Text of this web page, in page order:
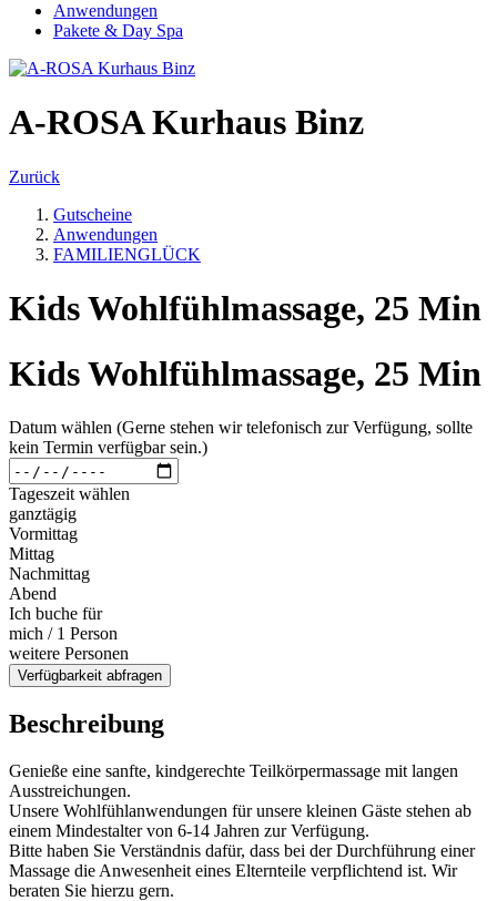
Anwendungen
Pakete & Day Spa
A-ROSA Kurhaus Binz
Zurück
Gutscheine
Anwendungen
FAMILIENGLÜCK
Kids Wohlfühlmassage, 25 Min
Kids Wohlfühlmassage, 25 Min
Datum wählen (Gerne stehen wir telefonisch zur Verfügung, sollte
kein Termin verfügbar sein.)
Tageszeit wählen
ganztägig
Vormittag
Mittag
Nachmittag
Abend
Ich buche für
mich / 1 Person
weitere Personen
Verfügbarkeit abfragen
Beschreibung
Genieße eine sanfte, kindgerechte Teilkörpermassage mit langen
Ausstreichungen.
Unsere Wohlfühlanwendungen für unsere kleinen Gäste stehen ab
einem Mindestalter von 6-14 Jahren zur Verfügung.
Bitte haben Sie Verständnis dafür, dass bei der Durchführung einer
Massage die Anwesenheit eines Elternteile verpflichtend ist. Wir
beraten Sie hierzu gern.